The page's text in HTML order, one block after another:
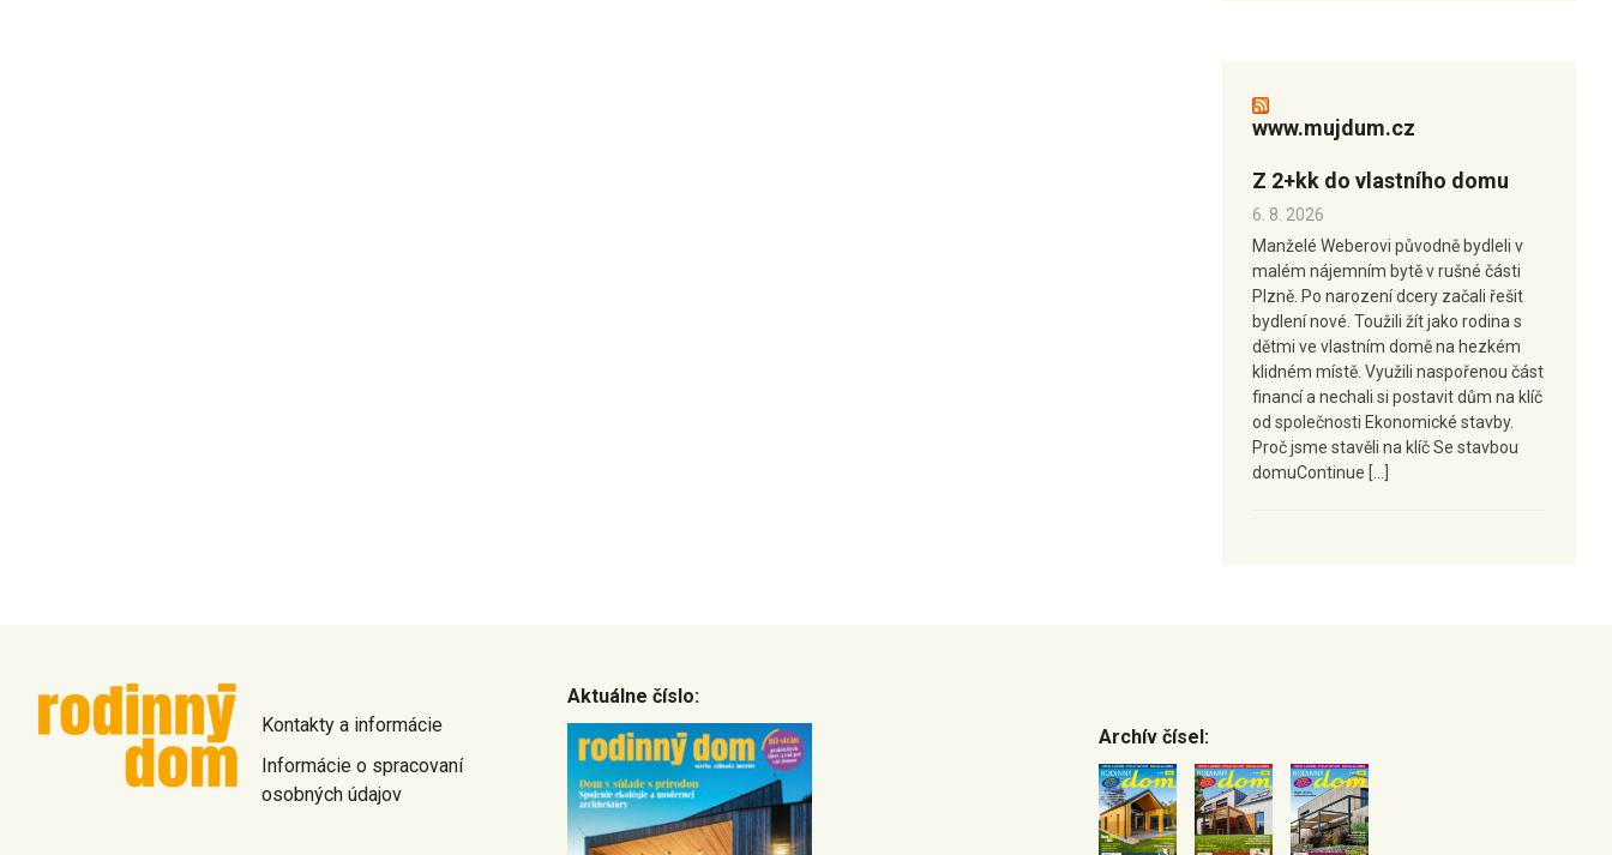
www.mujdum.cz
Z 2+kk do vlastního domu
6. 8. 2026
Manželé Weberovi původně bydleli v
malém nájemním bytě v rušné části
Plzně. Po narození dcery začali řešit
bydlení nové. Toužili žít jako rodina s
dětmi ve vlastním domě na hezkém
klidném místě. Využili naspořenou část
financí a nechali si postavit dům na klíč
od společnosti Ekonomické stavby.
Proč jsme stavěli na klíč Se stavbou
domuContinue […]
Kontakty a informácie
Informácie o spracovaní
osobných údajov
Aktuálne číslo:
Archív čísel: